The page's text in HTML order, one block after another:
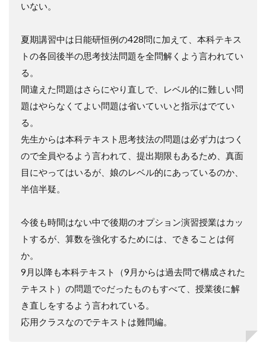
いない。
夏期講習中は日能研恒例の428問に加えて、本科テキス
トの各回後半の思考技法問題を全問解くよう言われてい
る。
間違えた問題はさらにやり直しで、レベル的に難しい問
題はやらなくてよい問題は省いていいと指示はでてい
る。
先生からは本科テキスト思考技法の問題は必ず力はつく
ので全員やるよう言われて、提出期限もあるため、真面
目にやってはいるが、娘のレベル的にあっているのか、
半信半疑。
今後も時間はない中で後期のオプション演習授業はカッ
トするが、算数を強化するためには、できることは何
か。
9 月以降も本科テキスト（9 月からは過去問で構成された
テキスト）の問題で○だったものもすべて、授業後に解
き直しをするよう言われている。
応用クラスなのでテキストは難問編。